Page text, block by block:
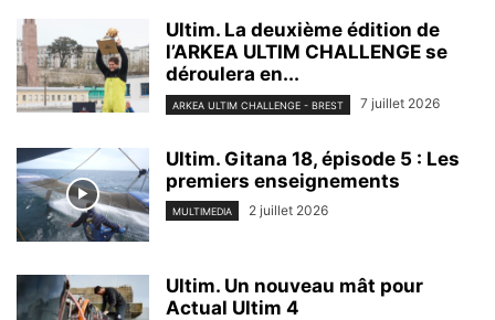
Ultim. La deuxième édition de
l’ARKEA ULTIM CHALLENGE se
déroulera en...
ARKEA ULTIM CHALLENGE - BREST 7 juillet 2026
Ultim. Gitana 18, épisode 5 : Les
premiers enseignements
MULTIMEDIA 2 juillet 2026
Ultim. Un nouveau mât pour
Actual Ultim 4